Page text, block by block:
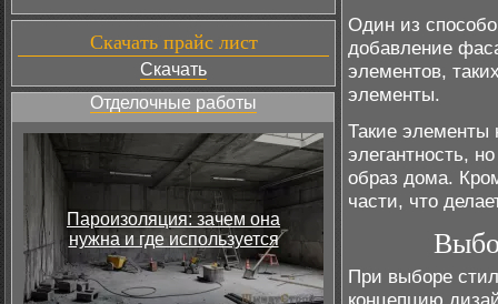
Скачать прайс лист
Скачать
Отделочные работы
Пароизоляция: зачем она
нужна и где используется
Один из
добавление
элементов,
элементы.
Такие элементы
элегантность,
образ дома.
части, что
При выборе
концепцию